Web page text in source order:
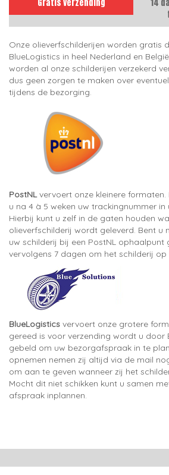
Gratis verzending
14
Onze olieverfschilderijen worden gratis
BlueLogistics in heel Nederland en
worden al onze schilderijen verzekerd
dus geen zorgen te maken over
tijdens de bezorging.
PostNLvervoert onze kleinere formaten.
u na 4 à 5 weken uw trackingnummer
Hierbij kunt u zelf in de gaten houden
olieverfschilderij wordt geleverd. Bent u
uw schilderij bij een PostNL ophaalpunt
vervolgens 7 dagen om het schilderij op
BlueLogistics vervoert onze grotere
gereed is voor verzending wordt u door
gebeld om uw bezorgafspraak in te
opnemen nemen zij altijd via de mail
om aan te geven wanneer zij het
Mocht dit niet schikken kunt u samen
afspraak inplannen.